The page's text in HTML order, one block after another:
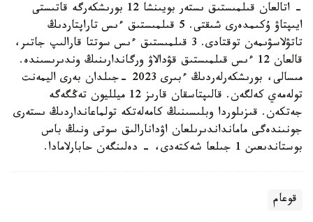
- اتالعان قىلمىستىق ىستەر بويىنشا 12 بورىشكەرگە قاتىستى
ايىپتاۋ ۇكىمدەرى شىقتى. 5 قىلمىستىق ءىس تاراپتاردىڭ
تاتۋلاسۋىمەن توقتادى. 3 قىلمىستىق ءىس سوتتا قارالىپ جاتىر،
قالعان 12 ءىس قىلمىستىق قۋدالاۋ ورگاندارىنىڭ وندىرىسىندە.
مىسالى، بورىشكەرلەردىڭ ءبىرى 2023 -جىلدان بەرى اليمەنت
تولەمەي كەلگەن. قالىپتاسقان قارىز 12 ميلليون تەڭگەگە
جەتكەن. قىزىلوردا وبلىسىنىڭ كامەلەتكە تولماعانداردىڭ ىستەرى
جونىندەگى مامانداندىرىلعان اۋدانارالىق سوتى ونىڭ باس
بوستاندىعىن 1 جىلعا شەكتەدى، - دەلىنگەن حابارلامادا.
قوعام